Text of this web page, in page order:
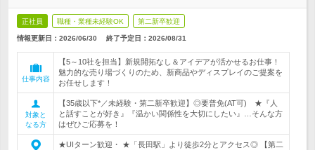
正社員 職種・業種未経験OK 第二新卒歓迎
情報更新日：2026/06/30 終了予定日： 2026/08/31
仕事内容
【5～10社を担当】新規開拓なし＆アイデアが活かせるお仕事！
魅力的な売り場づくりのため、新商品やディスプレイのご提案を
お任せします！
対象と
なる方
【35歳以下*／未経験・第二新卒歓迎】◎要普免(AT可) ★『人
と話すことが好き』『温かい関係性を大切にしたい』…そんな方
はぜひご応募を！
★UIターン歓迎・ ★「長田駅」より徒歩2分とアクセス◎ 【第二